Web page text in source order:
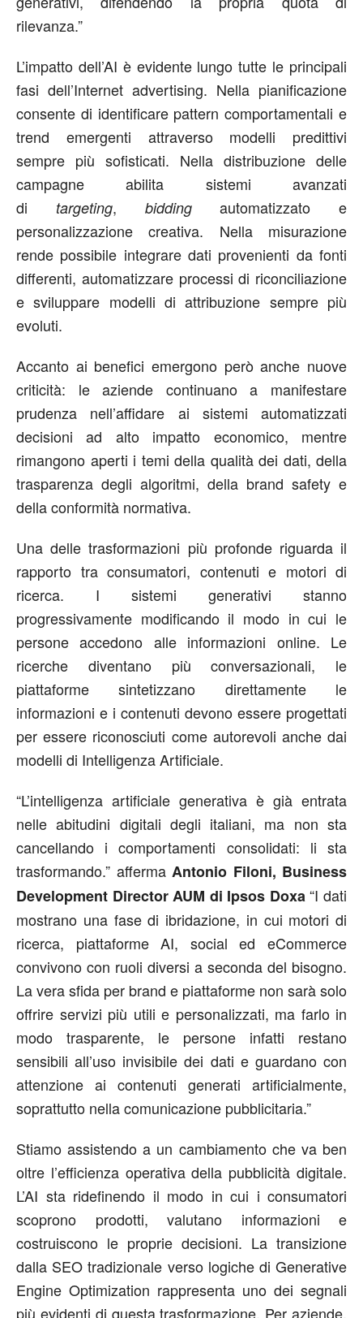
rilevanza.”
L’impatto dell’AI è evidente lungo tutte le principali
fasi dell’Internet advertising. Nella pianificazione
consente di identificare pattern comportamentali e
trend emergenti attraverso modelli predittivi
sempre più sofisticati. Nella distribuzione delle
campagne abilita sistemi avanzati
di targeting, biddingautomatizzato e
personalizzazione creativa. Nella misurazione
rende possibile integrare dati provenienti da fonti
differenti, automatizzare processi di riconciliazione
e sviluppare modelli di attribuzione sempre più
evoluti.
Accanto ai benefici emergono però anche nuove
criticità: le aziende continuano a manifestare
prudenza nell’affidare ai sistemi automatizzati
decisioni ad alto impatto economico, mentre
rimangono aperti i temi della qualità dei dati, della
trasparenza degli algoritmi, della brand safety e
della conformità normativa.
Una delle trasformazioni più profonde riguarda il
rapporto tra consumatori, contenuti e motori di
ricerca. I sistemi generativi stanno
progressivamente modificando il modo in cui le
persone accedono alle informazioni online. Le
ricerche diventano più conversazionali, le
piattaforme sintetizzano direttamente le
informazioni e i contenuti devono essere progettati
per essere riconosciuti come autorevoli anche dai
modelli di Intelligenza Artificiale.
“L’intelligenza artificiale generativa è già entrata
nelle abitudini digitali degli italiani, ma non sta
cancellando i comportamenti consolidati: li sta
trasformando.” afferma Antonio Filoni, Business
Development Director AUM di Ipsos Doxa“I dati
mostrano una fase di ibridazione, in cui motori di
ricerca, piattaforme AI, social ed eCommerce
convivono con ruoli diversi a seconda del bisogno.
La vera sfida per brand e piattaforme non sarà solo
offrire servizi più utili e personalizzati, ma farlo in
modo trasparente, le persone infatti restano
sensibili all’uso invisibile dei dati e guardano con
attenzione ai contenuti generati artificialmente,
soprattutto nella comunicazione pubblicitaria.”
Stiamo assistendo a un cambiamento che va ben
oltre l’efficienza operativa della pubblicità digitale.
L’AI sta ridefinendo il modo in cui i consumatori
scoprono prodotti, valutano informazioni e
costruiscono le proprie decisioni. La transizione
dalla SEO tradizionale verso logiche di Generative
Engine Optimization rappresenta uno dei segnali
più evidenti di questa trasformazione. Per aziende,